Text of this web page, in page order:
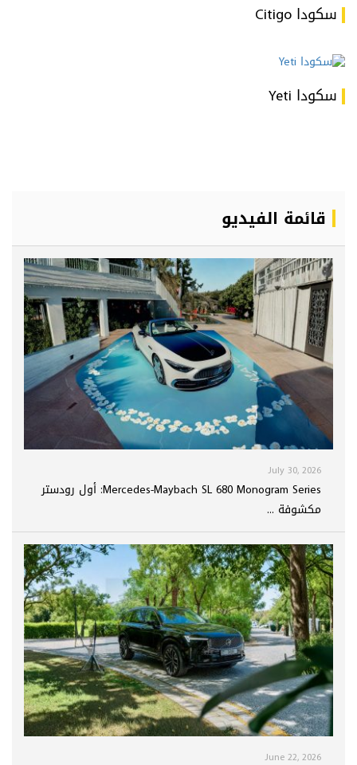
سكودا Citigo
سكودا Yeti
قائمة الفيديو
July 30, 2026
Mercedes-Maybach SL 680 Monogram Series: أول رودستر
مكشوفة ...
June 22, 2026